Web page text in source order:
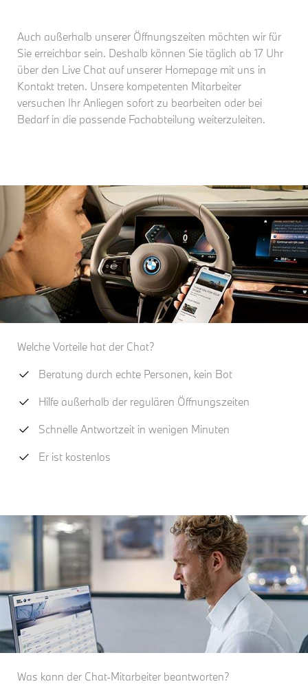
Auch außerhalb unserer Öffnungszeiten möchten wir für
Sie erreichbar sein. Deshalb können Sie täglich ab 17 Uhr
über den Live Chat auf unserer Homepage mit uns in
Kontakt treten. Unsere kompetenten Mitarbeiter
versuchen Ihr Anliegen sofort zu bearbeiten oder bei
Bedarf in die passende Fachabteilung weiterzuleiten.
Welche Vorteile hat der Chat?
Beratung durch echte Personen, kein Bot
Hilfe außerhalb der regulären Öffnungszeiten
Schnelle Antwortzeit in wenigen Minuten
Er ist kostenlos
Was kann der Chat-Mitarbeiter beantworten?